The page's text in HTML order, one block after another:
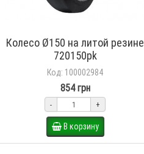
Колесо Ø150 на литой резине
720150pk
Код: 100002984
854 грн
- +
В корзину